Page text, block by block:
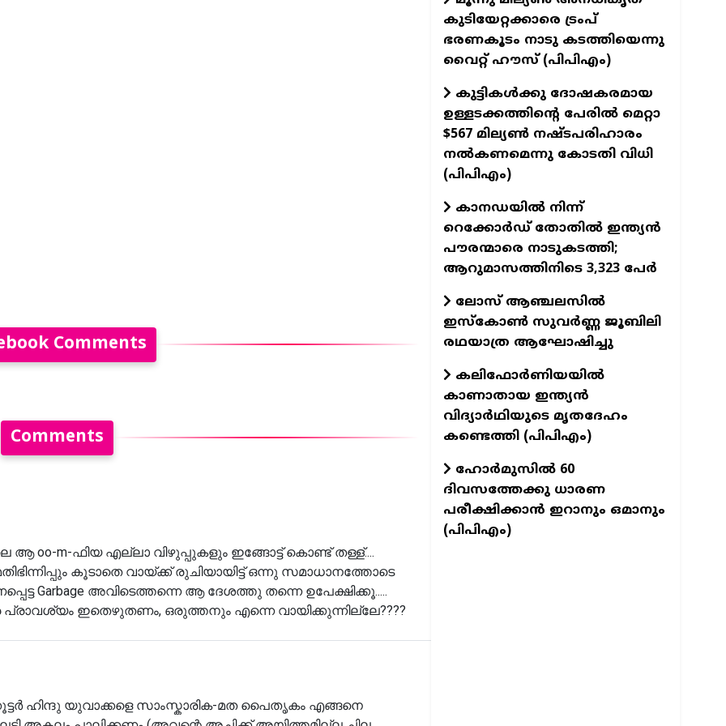
Comments
Comments
ആ oo-m-ഫിയ എല്ലാ വിഴുപ്പുകളും ഇങ്ങോട്ട് കൊണ്ട് തള്ള്....
കൂടാതെ വായ്ക്ക് രുചിയായിട്ട് ഒന്നു സമാധാനത്തോടെ
Garbage അവിടെത്തന്നെ ആ ദേശത്തു തന്നെ ഉപേക്ഷിക്കൂ.....
ഇതെഴുതണം, ഒരുത്തനും എന്നെ വായിക്കുന്നില്ലേ????
ഹിന്ദു യുവാക്കളെ സാംസ്കാരിക-മത പൈതൃകം എങ്ങനെ
കുടിയേറ്റക്കാരെ ട്രംപ്
ഭരണകൂടം നാടു കടത്തിയെന്നു
വൈറ്റ് ഹൗസ് (പിപിഎം)
കുട്ടികൾക്കു ദോഷകരമായ
ഉള്ളടക്കത്തിന്റെ പേരിൽ മെറ്റാ
$567 മില്യൺ നഷ്ടപരിഹാരം
നൽകണമെന്നു കോടതി വിധി
(പിപിഎം)
കാനഡയില്‍ നിന്ന്
റെക്കോര്‍ഡ് തോതില്‍ ഇന്ത്യന്‍
പൗരന്മാരെ നാടുകടത്തി;
ആറുമാസത്തിനിടെ 3,323 പേര്‍
ലോസ് ആഞ്ചലസില്‍
ഇസ്‌കോണ്‍ സുവര്‍ണ്ണ ജൂബിലി
രഥയാത്ര ആഘോഷിച്ചു
കലിഫോർണിയയിൽ
കാണാതായ ഇന്ത്യൻ
വിദ്യാർഥിയുടെ മൃതദേഹം
കണ്ടെത്തി (പിപിഎം)
ഹോർമുസിൽ 60
ദിവസത്തേക്കു ധാരണ
പരീക്ഷിക്കാൻ ഇറാനും ഒമാനും
(പിപിഎം)